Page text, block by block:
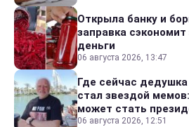
Открыла банку и
заправка
деньги
06 августа 2026, 13:47
Где сейчас
стал звездой
может стать
06 августа 2026, 12:51